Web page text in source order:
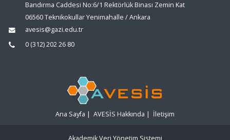
Bandırma Caddesi No:6/1 Rektörlük Binası Zemin Kat
06560 Teknikokullar Yenimahalle / Ankara
avesis@gazi.edu.tr
0 (312) 202 26 80
Ana Sayfa | AVESİS Hakkında | İletişim
Akademik Veri Yönetim Sistemi